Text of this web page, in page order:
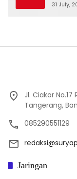
31 July,
Jl. Ciakar No.17
Tangerang,
085290551129
Jaringan